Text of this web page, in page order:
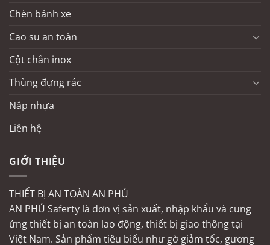
Chèn bánh xe
Cao su an toàn
Cột chắn inox
Thùng đựng rác
Nắp nhựa
Liên hệ
GIỚI THIỆU
THIẾT BỊ AN TOÀN AN PHÚ
AN PHÚ Saferty là đơn vị sản xuất, nhập khẩu và cung
ứng thiết bị an toàn lao động, thiết bị giao thông tại
Việt Nam. Sản phẩm tiêu biểu như gờ giảm tốc, gương